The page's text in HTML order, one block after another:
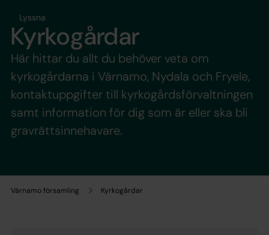
Värnamo församling Kyrkogårdar
Lyssna
Kyrkogårdar
Här hittar du allt du behöver veta om
kyrkogårdarna i Värnamo, Nydala och Fryele,
kontaktuppgifter till kyrkogårdsförvaltningen
samt information för dig som är eller ska bli
gravrättsinnehavare.